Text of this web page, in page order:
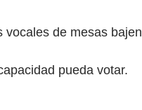
vocales de mesas
pueda votar.